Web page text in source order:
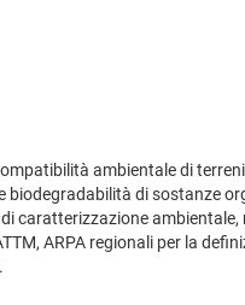
ambientale di
di sostanze
caratterizzazione
ARPA regionali per la